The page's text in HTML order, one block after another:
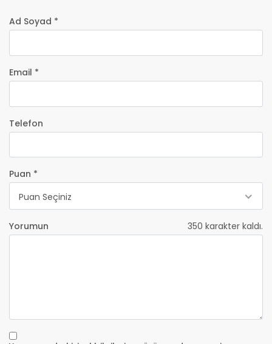
Ad Soyad *
Email *
Telefon
Puan *
Puan Seçiniz
Yorumun 350 karakter kaldı.